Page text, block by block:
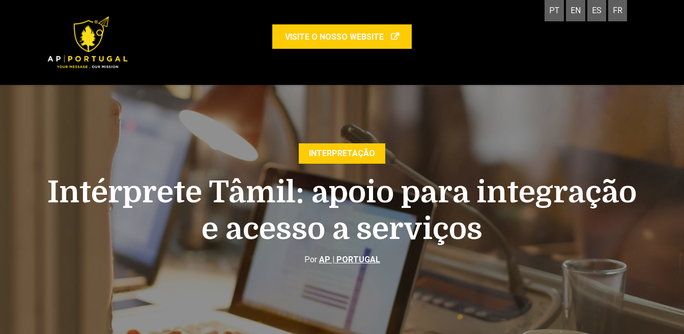
PT EN ES FR
VISITE O NOSSO WEBSITE
INTERPRETAÇÃO
Intérprete Tâmil: apoio para integração
e acesso a serviços
Por AP | PORTUGAL